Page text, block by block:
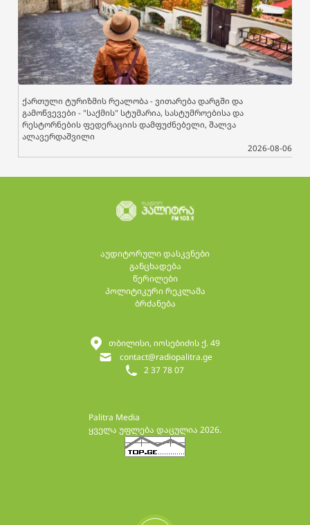
ქართული ტურიზმის რეალობა - ვითარება დარგში და
გამოწვევები - "საქმის" სტუმარია, სასტუმროებისა და
რესტორნების ფედერაციის დამფუძნებელი, შალვა
ალავერდაშვილი
2026-08-06
აუდიტორული დასკვნები
განცხადება
წერილები
პოლიტიკური რეკლამა
ბრძანება
Palitra Media
ყველა უფლება დაცულია 2026.
2 37 78 07
contact@radiopalitra.ge
თბილისი, იოსებიძის ქ. 49